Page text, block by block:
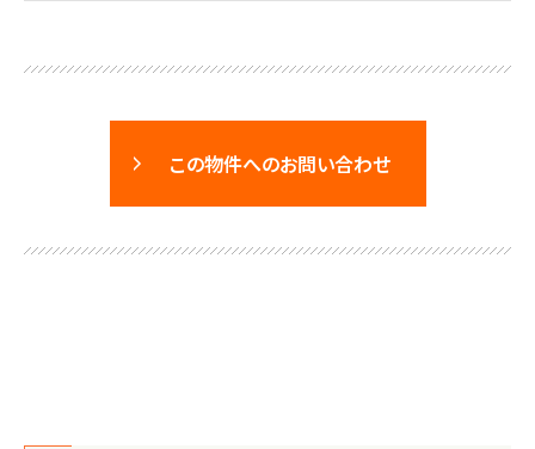
この物件へのお問い合わせ